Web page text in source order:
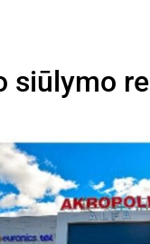
siūlymo